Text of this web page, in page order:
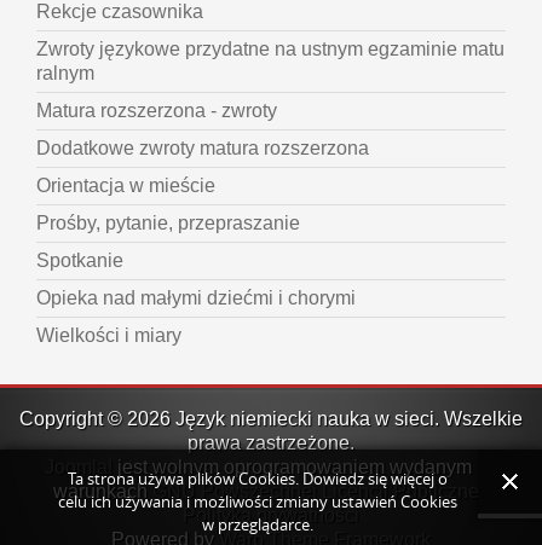
Rekcje czasownika
Zwroty językowe przydatne na ustnym egzaminie matu
ralnym
Matura rozszerzona - zwroty
Dodatkowe zwroty matura rozszerzona
Orientacja w mieście
Prośby, pytanie, przepraszanie
Spotkanie
Opieka nad małymi dziećmi i chorymi
Wielkości i miary
Copyright © 2026 Język niemiecki nauka w sieci. Wszelkie
prawa zastrzeżone.
jest wolnym oprogramowaniem wydanym na
warunkachGNU Powszechnej Licencji Publicznej.
Polityka prywatności
Powered by Warp Theme Framework
Ta strona używa plików Cookies. Dowiedz się więcej o
celu ich używania i możliwości zmiany ustawień Cookies
w przeglądarce.